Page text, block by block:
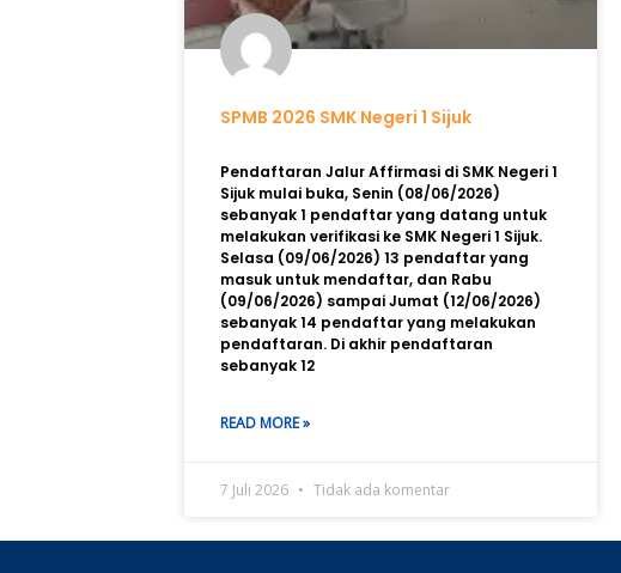
SPMB 2026 SMK Negeri 1 Sijuk
Pendaftaran Jalur Affirmasi di SMK Negeri 1
Sijuk mulai buka, Senin (08/06/2026)
sebanyak 1 pendaftar yang datang untuk
melakukan verifikasi ke SMK Negeri 1 Sijuk.
Selasa (09/06/2026) 13 pendaftar yang
masuk untuk mendaftar, dan Rabu
(09/06/2026) sampai Jumat (12/06/2026)
sebanyak 14 pendaftar yang melakukan
pendaftaran. Di akhir pendaftaran
sebanyak 12
READ MORE »
7 Juli 2026 Tidak ada komentar